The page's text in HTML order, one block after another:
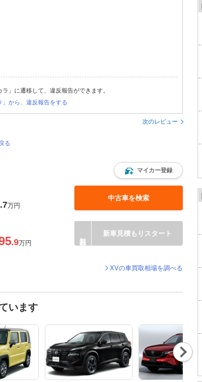
」に遷移して、違反報告ができます。
」から、違反報告をする
次のレビュー
る
マイカー登録
.7万円
中古車を検索
.9万円
新車見積もりスタート
XVの車買取相場を調べる
います
Nex
t